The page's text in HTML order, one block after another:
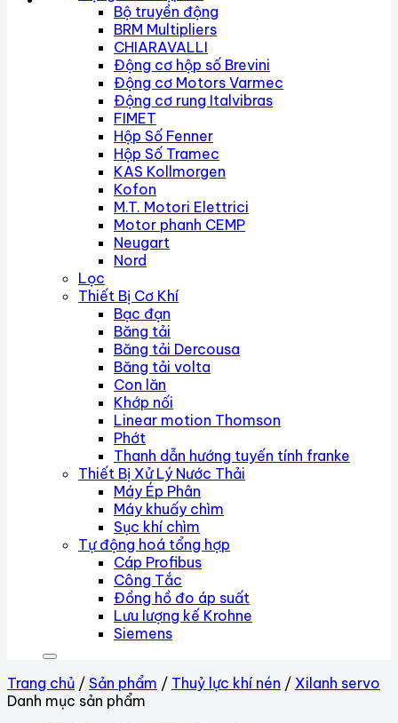
Bộ truyền động
BRM Multipliers
CHIARAVALLI
Động cơ hộp số Brevini
Động cơ Motors Varmec
Động cơ rung Italvibras
FIMET
Hộp Số Fenner
Hộp Số Tramec
KAS Kollmorgen
Kofon
M.T. Motori Elettrici
Motor phanh CEMP
Neugart
Nord
Lọc
Thiết Bị Cơ Khí
Bạc đạn
Băng tải
Băng tải Dercousa
Băng tải volta
Con lăn
Khớp nối
Linear motion Thomson
Phớt
Thanh dẫn hướng tuyến tính franke
Thiết Bị Xử Lý Nước Thải
Máy Ép Phân
Máy khuấy chìm
Sục khí chìm
Tự động hoá tổng hợp
Cáp Profibus
Công Tắc
Đồng hồ đo áp suất
Lưu lượng kế Krohne
Siemens
Trang chủ / Sản phẩm / Thuỷ lực khí nén / Xilanh servo
Danh mục sản phẩm